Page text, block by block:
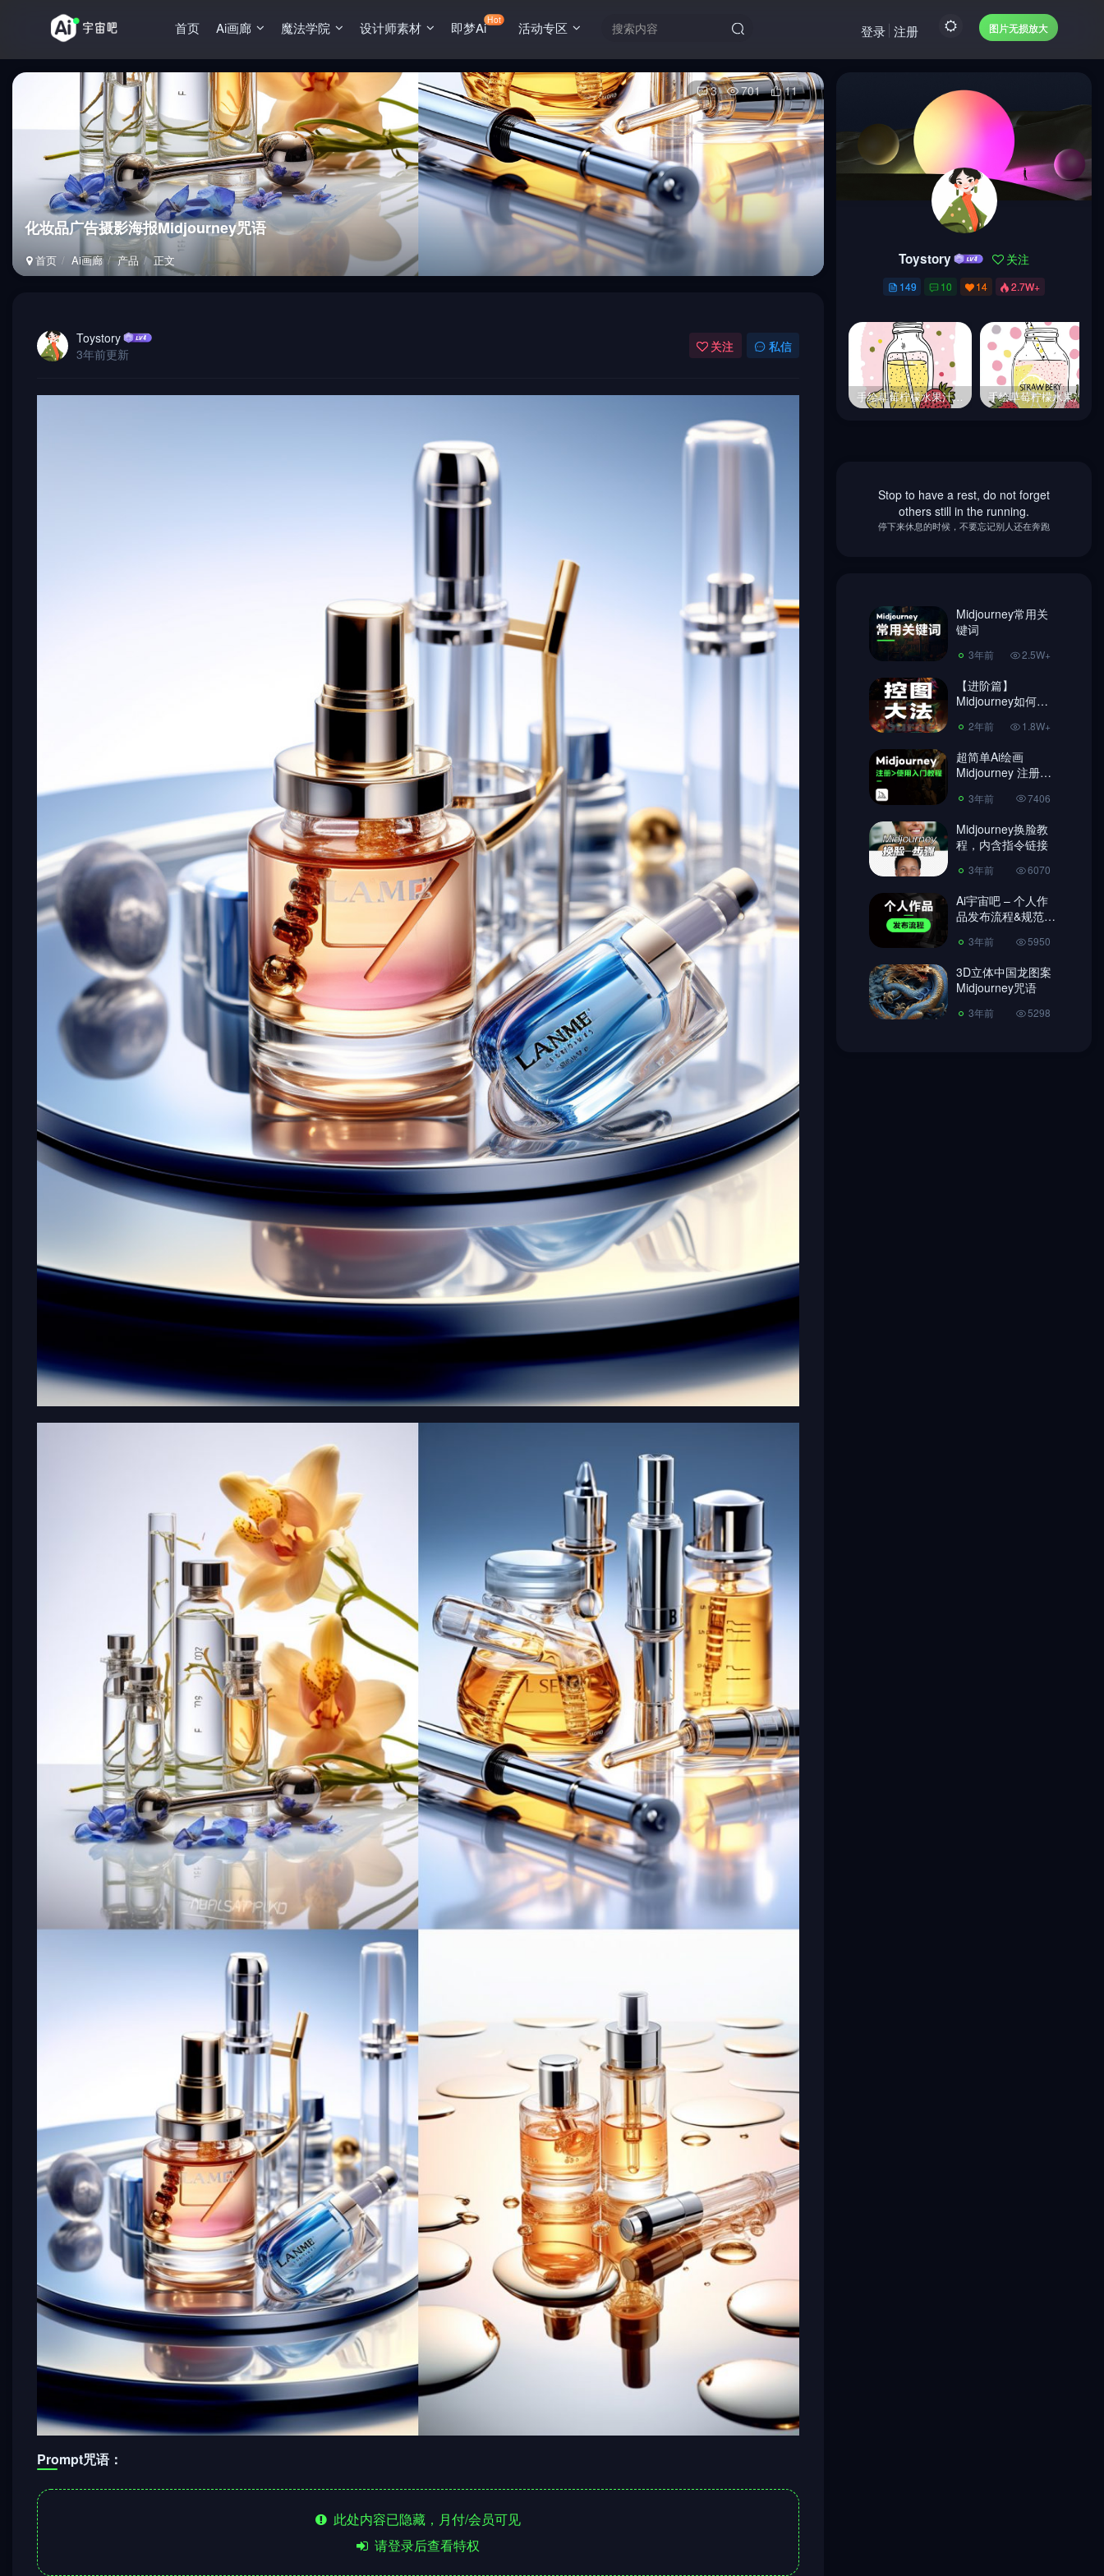
首页 Ai画廊 魔法学院 设计师素材 即梦AiHot 活动专区 图片无损放大
登录 注册
化妆品广告摄影海报Midjourney咒语
首页 Ai画廊 产品 正文
3 701 11
Toystory
3年前更新
关注 私信
Prompt咒语：
此处内容已隐藏，月付/会员可见
请登录后查看特权
Toystory 关注
149 10 14 2.7W+
手绘草莓柠檬水果汁饮料玻璃瓶插图海报midjourney关键词咒语
Midjourney常用关
键词
图，做到收放自
如！2年前 1.8W+
超简单Ai绘画
Midjourney 注册教
程、使用教程!
3年前
Midjourney换脸教
程，内含指令链接
3年前
Ai宇宙吧 – 个人作
品发布流程&规范
【必读】
3年前 5950
3D立体中国龙图案
Midjourney咒语
3年前 5298
Toystory 关注
149 10 14 2.7W+
手绘草莓柠檬水果汁饮料玻璃瓶插图海报midjourney关键词咒语
Stop to have a rest, do not forget
others still in the running.
停下来休息的时候，不要忘记别人还在奔跑
Midjourney常用关
键词
3年前 2.5W+
【进阶篇】
Midjourney如何控
如！2年前 1.8W+
超简单Ai绘画
Midjourney 注册教
3年前 7406
Midjourney换脸教
程，内含指令链接
3年前 6070
Ai宇宙吧 – 个人作
品发布流程&规范
3年前 5950
3D立体中国龙图案
Midjourney咒语
3年前 5298